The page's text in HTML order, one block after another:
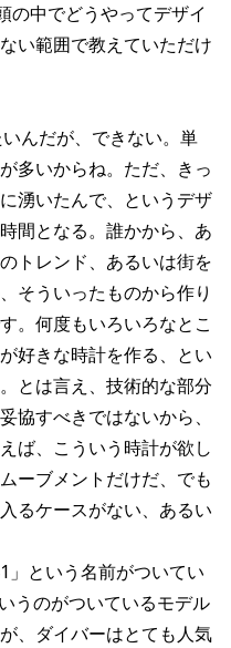
の中でどうやってデザイ
い範囲で教えていただけ
んだが、できない。単
多いからね。ただ、きっ
湧いたんで、というデザ
間となる。誰かから、あ
トレンド、あるいは街を
そういったものから作り
。何度もいろいろなとこ
好きな時計を作る、とい
とは言え、技術的な部分
協すべきではないから、
ば、こういう時計が欲し
ーブメントだけだ、でも
るケースがない、あるい
」という名前がついてい
うのがついているモデル
、ダイバーはとても人気